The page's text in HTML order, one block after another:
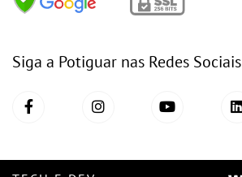
Siga a Potiguar nas Redes Sociais